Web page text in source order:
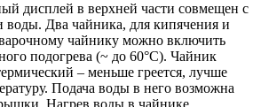
дисплей в верхней части совмещен с
воды. Два чайника, для кипячения и
чайнику можно включить
подогрева (~ до 60°С). Чайник
– меньше греется, лучше
Подача воды в него возможна